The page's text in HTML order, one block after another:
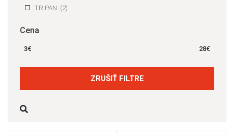
TRIPAN (2)
Cena
3€ 28€
ZRUŠIŤ FILTRE